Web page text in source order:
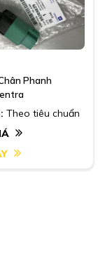
Phanh
Theo tiêu chuẩn